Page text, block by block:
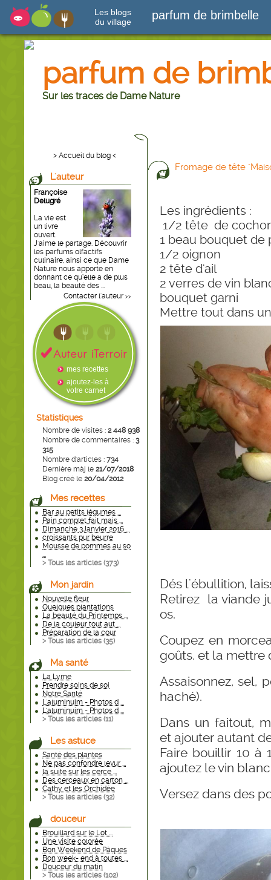
Les blogs
du village
parfum de brimbelle
parfum de
Sur les traces de Dame Nature
> Accueil du blog <
L'auteur
Françoise
Delugré
La vie est
un livre
ouvert.
J'aime le partage. Découvrir
les parfums olfactifs
culinaire, ainsi ce que Dame
Nature nous apporte en
donnant ce qu’elle a de plus
beau, la beauté des ...
Contacter l'auteur >>
mes recettes
ajoutez-les à
votre carnet
Statistiques
Nombre de visites : 2 448 938
Nombre de commentaires : 3
315
Nombre d'articles : 734
Dernière màj le 21/07/2018
Blog créé le 20/04/2012
Mes recettes
Bar au petits légumes ...
Pain complet fait mais ...
Dimanche 3Janvier 2016 ...
croissants pur beurre
Mousse de pommes au so
...
> Tous les articles (373)
Mon jardin
Nouvelle fleur
Quelques plantations
La beauté du Printemps ...
De la couleur tout aut ...
Préparation de la cour
> Tous les articles (35)
Ma santé
La Lyme
Prendre soins de soi
Notre Santé
L'aluminuim - Photos d ...
L'aluminuim - Photos d ...
> Tous les articles (11)
Les astuce
Santé des plantes
Ne pas confondre levur ...
la suite sur les cerce ...
Des cerceaux en carton ...
Cathy et les Orchidée
> Tous les articles (32)
douceur
Brouillard sur le Lot ...
Une visite colorée
Bon Weekend de Pâques
Bon week- end à toutes ...
Douceur du matin
> Tous les articles (102)
Fromage de tête
Les ingrédients :
1/2 tête de
1 beau bouquet de
1/2 oignon
2 tête d'ail
2 verres de vin
bouquet garni
Mettre tout dans
Dés l'ébullition,
Retirez la viande
os.
Coupez en
goûts. et la mettre
Assaisonnez, sel,
haché).
Dans un faitout,
et ajouter autant
Faire bouillir 10 à
ajoutez le vin
Versez dans des